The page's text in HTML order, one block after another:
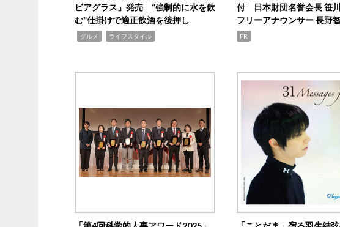
ビアグラス」発売 “強制的に水を飲
む”仕掛けで適正飲酒を後押し
グルメ ライフスタイル
付 日本財団名誉会長 笹
フリーアナウンサー 長野
PR